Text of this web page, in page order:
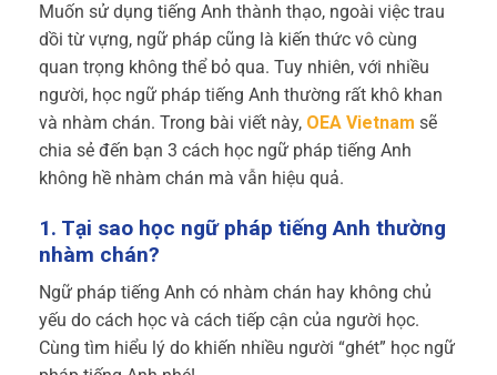
Muốn sử dụng tiếng Anh thành thạo, ngoài việc trau
dồi từ vựng, ngữ pháp cũng là kiến thức vô cùng
quan trọng không thể bỏ qua. Tuy nhiên, với nhiều
người, học ngữ pháp tiếng Anh thường rất khô khan
và nhàm chán. Trong bài viết này, OEA Vietnam sẽ
chia sẻ đến bạn 3 cách học ngữ pháp tiếng Anh
không hề nhàm chán mà vẫn hiệu quả.
1. Tại sao học ngữ pháp tiếng Anh thường
nhàm chán?
Ngữ pháp tiếng Anh có nhàm chán hay không chủ
yếu do cách học và cách tiếp cận của người học.
Cùng tìm hiểu lý do khiến nhiều người “ghét” học ngữ